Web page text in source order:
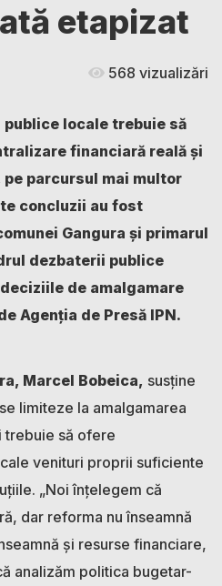
etapizat
568 vizualizări
locale trebuie să
financiară reală și
parcursul mai multor
concluzii au fost
Gangura și primarul
dezbaterii publice
de amalgamare
Agenția de Presă IPN.
Marcel Bobeica, susține
limiteze la amalgamarea
trebuie să ofere
venituri proprii suficiente
„Noi înțelegem că
dar reforma nu înseamnă
și resurse financiare,
analizăm politica bugetar-